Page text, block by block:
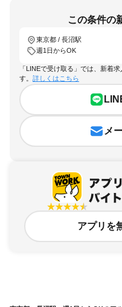
この条件の
東京都 / 長沼駅
週1日からOK
「LINEで受け取る」では、新着
す。 詳しくはこちら
メ
アプリを